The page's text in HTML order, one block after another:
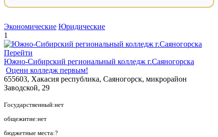
Экономические Юридические
1
Перейти
Южно-Сибирский региональный колледж г.Саяногорска
Оцени колледж первым!
655603, Хакасия республика, Саяногорск, микрорайон
Заводской, 29
Государственный:нет
общежитие:нет
бюджетные места:?